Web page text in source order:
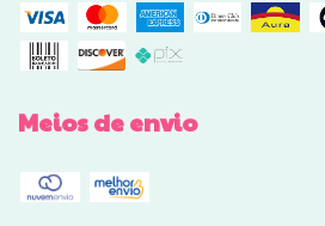
Meios de envio